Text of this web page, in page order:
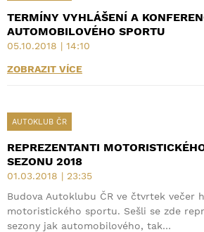
TERMÍNY VYHLÁŠENÍ A
AUTOMOBILOVÉHO SPORTU
05.10.2018 | 14:10
ZOBRAZIT VÍCE
AUTOKLUB ČR
REPREZENTANTI
SEZONU 2018
01.03.2018 | 23:35
Budova Autoklubu ČR ve čtvrtek večer
motoristického sportu. Sešli se zde
sezony jak automobilového, tak…